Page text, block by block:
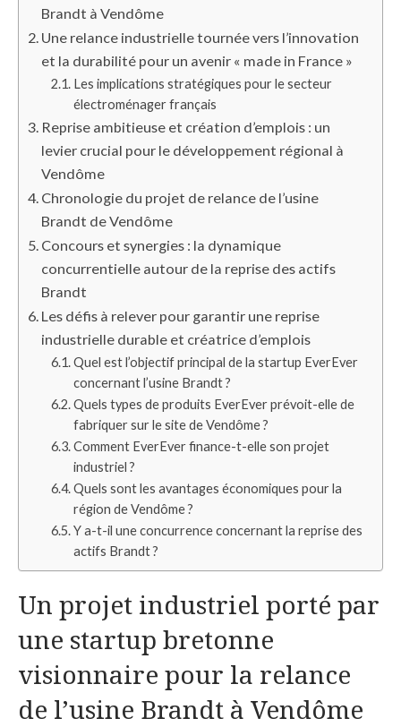
Brandt à Vendôme
Une relance industrielle tournée vers l’innovation
et la durabilité pour un avenir « made in France »
Les implications stratégiques pour le secteur
électroménager français
Reprise ambitieuse et création d’emplois : un
levier crucial pour le développement régional à
Vendôme
Chronologie du projet de relance de l’usine
Brandt de Vendôme
Concours et synergies : la dynamique
concurrentielle autour de la reprise des actifs
Brandt
Les défis à relever pour garantir une reprise
industrielle durable et créatrice d’emplois
Quel est l’objectif principal de la startup EverEver
concernant l’usine Brandt ?
Quels types de produits EverEver prévoit-elle de
fabriquer sur le site de Vendôme ?
Comment EverEver finance-t-elle son projet
industriel ?
Quels sont les avantages économiques pour la
région de Vendôme ?
Y a-t-il une concurrence concernant la reprise des
actifs Brandt ?
Un projet industriel porté par
une startup bretonne
visionnaire pour la relance
de l’usine Brandt à Vendôme